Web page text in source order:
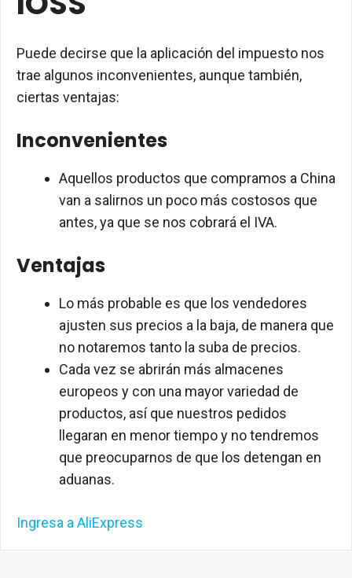
Puede decirse que la aplicación del impuesto nos
trae algunos inconvenientes, aunque también,
ciertas ventajas:
Inconvenientes
Aquellos productos que compramos a China
van a salirnos un poco más costosos que
antes, ya que se nos cobrará el IVA.
Ventajas
Lo más probable es que los vendedores
ajusten sus precios a la baja, de manera que
no notaremos tanto la suba de precios.
Cada vez se abrirán más almacenes
europeos y con una mayor variedad de
productos, así que nuestros pedidos
llegaran en menor tiempo y no tendremos
que preocuparnos de que los detengan en
aduanas.
Ingresa a AliExpress